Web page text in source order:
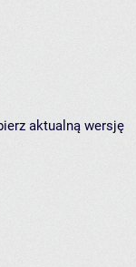
aktualną wersję